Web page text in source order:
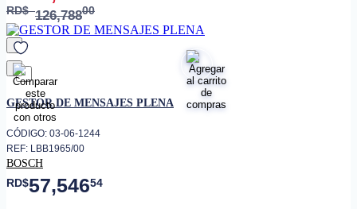
RD$126,78800
favorito
GESTOR DE MENSAJES PLENA
CÓDIGO: 03-06-1244
REF: LBB1965/00
BOSCH
RD$57,54654